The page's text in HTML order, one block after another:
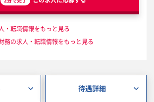
・転職情報をもっと見る
務の求人・転職情報をもっと見る
待遇詳細